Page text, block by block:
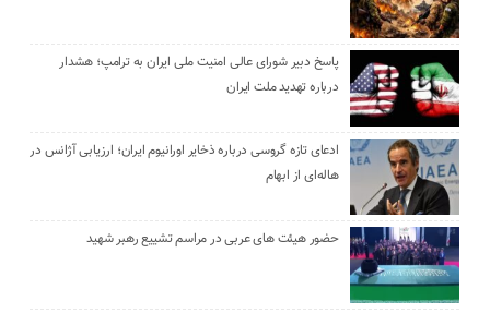
پاسخ دبیر شورای عالی امنیت ملی ایران به ترامپ؛ هشدار
درباره تهدید ملت ایران
ادعای تازه گروسی درباره ذخایر اورانیوم ایران؛ ارزیابی آژانس در
هاله‌ای از ابهام
حضور هیئت‌ های عربی در مراسم تشییع رهبر شهید